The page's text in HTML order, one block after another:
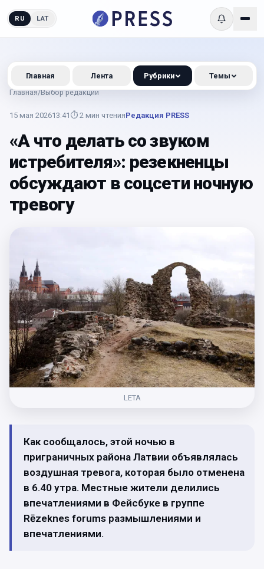
RU LAT
Главная/Выбор редакции
15 мая 202613:41 ⏱ 2 мин чтенияРедакция PRESS
«А что делать со звуком
истребителя»: резекненцы
обсуждают в соцсети ночную
тревогу
LETA
Как сообщалось, этой ночью в
приграничных района Латвии объявлялась
воздушная тревога, которая было отменена
в 6.40 утра. Местные жители делились
впечатлениями в Фейсбуке в группе
Rēzeknes forums размышлениями и
впечатлениями.
Главная Лента Рубрики Темы